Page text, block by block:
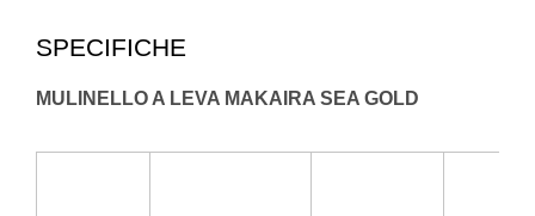
SPECIFICHE
MULINELLO A LEVA MAKAIRA SEA GOLD